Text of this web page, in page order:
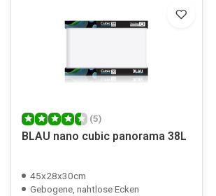
(5)
BLAU nano cubic panorama 38L
45x28x30cm
Gebogene, nahtlose Ecken